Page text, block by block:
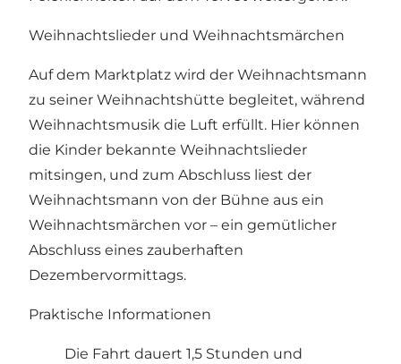
Weihnachtslieder und Weihnachtsmärchen
Auf dem Marktplatz wird der Weihnachtsmann
zu seiner Weihnachtshütte begleitet, während
Weihnachtsmusik die Luft erfüllt. Hier können
die Kinder bekannte Weihnachtslieder
mitsingen, und zum Abschluss liest der
Weihnachtsmann von der Bühne aus ein
Weihnachtsmärchen vor – ein gemütlicher
Abschluss eines zauberhaften
Dezembervormittags.
Praktische Informationen
Die Fahrt dauert 1,5 Stunden und